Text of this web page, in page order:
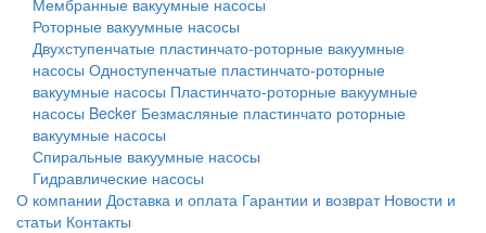
Мембранные вакуумные насосы
Роторные вакуумные насосы
Двухступенчатые пластинчато-роторные вакуумные
насосы Одноступенчатые пластинчато-роторные
вакуумные насосы Пластинчато-роторные вакуумные
насосы Becker Безмасляные пластинчато роторные
вакуумные насосы
Спиральные вакуумные насосы
Гидравлические насосы
О компании Доставка и оплата Гарантии и возврат Новости и
статьи Контакты